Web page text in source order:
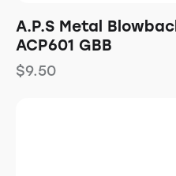
A.P.S Metal
ACP601 GBB
$9.50